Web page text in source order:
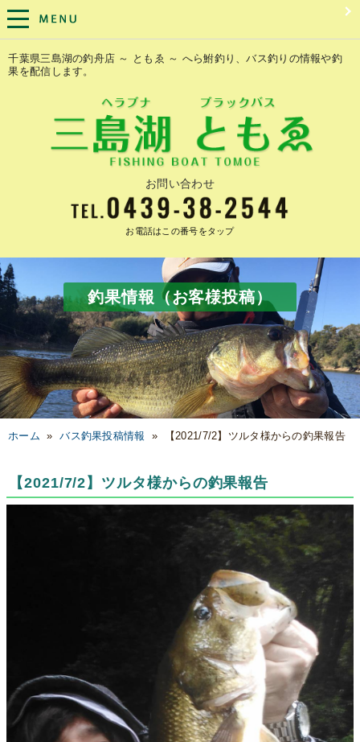
千葉県三島湖の釣舟店 ～ ともゑ ～ へら鮒釣り、バス釣りの情報や釣
果を配信します。
お問い合わせ
お電話はこの番号をタップ
釣果情報（お客様投稿）
ホーム »バス釣果投稿情報 » 【2021/7/2】ツルタ様からの釣果報告
【2021/7/2】ツルタ様からの釣果報告